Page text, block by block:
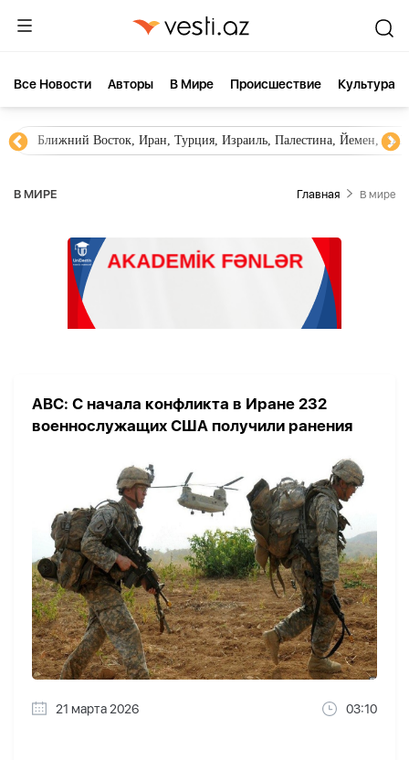
Все Новости Aвторы В Мире Происшествие Культура
Ближний Восток, Иран, Турция, Израиль, Палестина, Йемен,
В МИРЕ Главная В мире
ABC: С начала конфликта в Иране 232
военнослужащих США получили ранения
21 марта 2026 03:10